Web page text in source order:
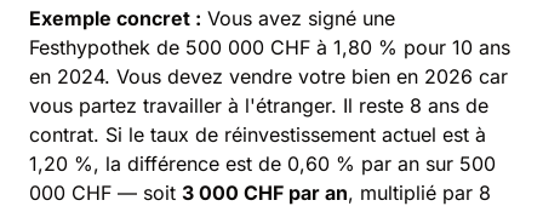
Exemple concret : Vous avez signé une
Festhypothek de 500 000 CHF à 1,80 % pour 10 ans
en 2024. Vous devez vendre votre bien en 2026 car
vous partez travailler à l'étranger. Il reste 8 ans de
contrat. Si le taux de réinvestissement actuel est à
1,20 %, la différence est de 0,60 % par an sur 500
000 CHF — soit 3 000 CHF par an, multiplié par 8